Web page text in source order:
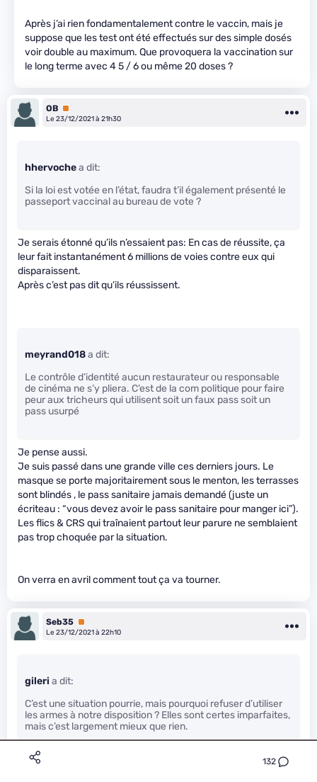
132
Après j’ai rien fondamentalement contre le vaccin, mais je
suppose que les test ont été effectués sur des simple dosés
voir double au maximum. Que provoquera la vaccination sur
le long terme avec 4 5 / 6 ou même 20 doses ?
OB Premium
Le 23/12/2021 à 21h30
hhervochea dit:
Si la loi est votée en l’état, faudra t’il également présenté le
passeport vaccinal au bureau de vote ?
Je serais étonné qu’ils n’essaient pas: En cas de réussite, ça
leur fait instantanément 6 millions de voies contre eux qui
disparaissent.
Après c’est pas dit qu’ils réussissent.
meyrand018a dit:
Le contrôle d’identité aucun restaurateur ou responsable
de cinéma ne s’y pliera. C’est de la com politique pour faire
peur aux tricheurs qui utilisent soit un faux pass soit un
pass usurpé
Je pense aussi.
Je suis passé dans une grande ville ces derniers jours. Le
masque se porte majoritairement sous le menton, les terrasses
sont blindés , le pass sanitaire jamais demandé (juste un
écriteau : “vous devez avoir le pass sanitaire pour manger ici”).
Les flics & CRS qui traînaient partout leur parure ne semblaient
pas trop choquée par la situation.
On verra en avril comment tout ça va tourner.
Seb35 Premium
Le 23/12/2021 à 22h10
gileri a dit:
C’est une situation pourrie, mais pourquoi refuser d’utiliser
les armes à notre disposition ? Elles sont certes imparfaites,
mais c’est largement mieux que rien.
Ce qui est dommage est de focaliser une grosse partie des